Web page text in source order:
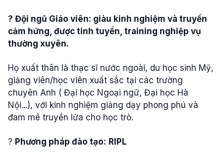
? Đội ngũ Giáo viên: giàu kinh nghiệm và truyền
cảm hứng, được tinh tuyển, training nghiệp vụ
thường xuyên.
Họ xuất thân là thạc sĩ nước ngoài, du học sinh Mỹ,
giảng viên/học viên xuất sắc tại các trường
chuyên Anh ( Đại học Ngoại ngữ, Đại học Hà
Nội...), với kinh nghiệm giảng dạy phong phú và
đam mê truyền lửa cho học trò.
? Phương pháp đào tạo: RIPL